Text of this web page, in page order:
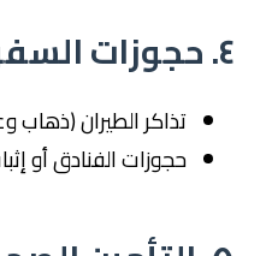
تذاكر الطيران (ذهاب
حجوزات الفنادق أو